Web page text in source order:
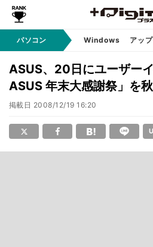
パソコン Windows アッ
ASUS、20日にユーザー
ASUS 年末大感謝祭」を
掲載日 2008/12/19 16:20